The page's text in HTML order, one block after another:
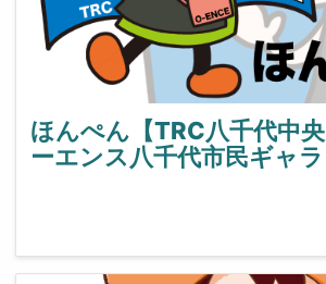
ほんぺん【TRC八千代中
ーエンス八千代市民ギャラ